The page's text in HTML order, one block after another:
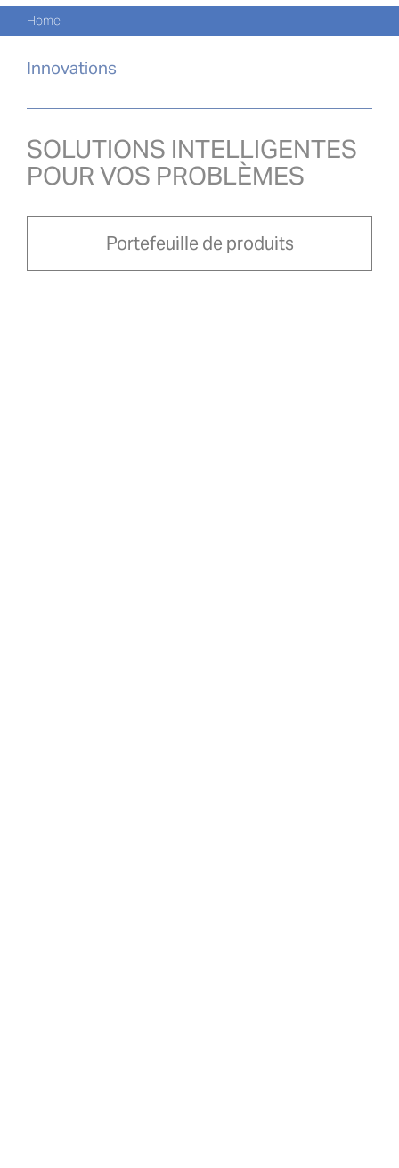
Skip
to
content
Home
Innovations
SOLUTIONS INTELLIGENTES
POUR VOS PROBLÈMES
Portefeuille de produits